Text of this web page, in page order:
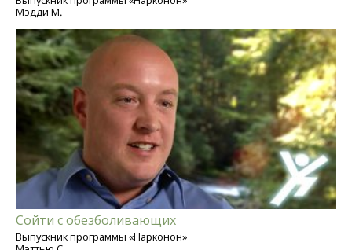
Мэдди М.
Сойти с обезболивающих
Выпускник программы «Нарконон»